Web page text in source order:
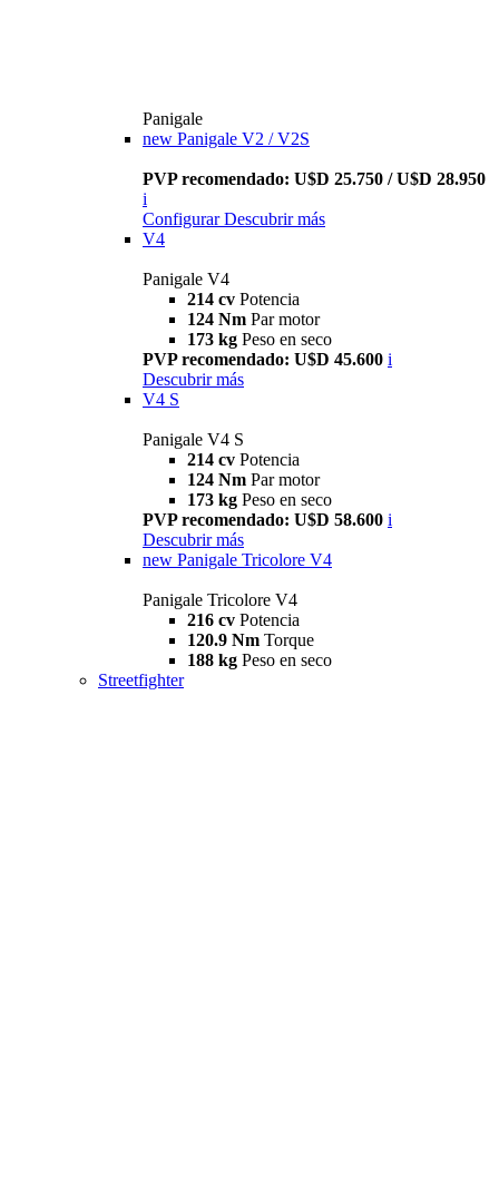
Panigale
new Panigale V2 / V2S
PVP recomendado: U$D 25.750 / U$D 28.950
i
Configurar Descubrir más
V4
Panigale V4
214 cv Potencia
124 Nm Par motor
173 kg Peso en seco
PVP recomendado: U$D 45.600 i
Descubrir más
V4 S
Panigale V4 S
214 cv Potencia
124 Nm Par motor
173 kg Peso en seco
PVP recomendado: U$D 58.600 i
Descubrir más
new Panigale Tricolore V4
Panigale Tricolore V4
216 cv Potencia
120.9 Nm Torque
188 kg Peso en seco
Streetfighter